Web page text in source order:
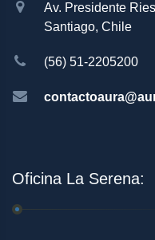
Av. Presidente
Santiago, Chile
(56) 51-2205200
Oficina La Serena: